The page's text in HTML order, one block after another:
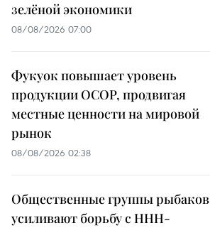
зелёной экономики
08/08/2026 07:00
Фукуок повышает уровень
продукции OCOP, продвигая
местные ценности на мировой
рынок
08/08/2026 02:38
Общественные группы рыбаков
усиливают борьбу с ННН-